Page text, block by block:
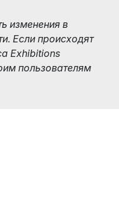
изменения в
Если происходят
Exhibitions
пользователям